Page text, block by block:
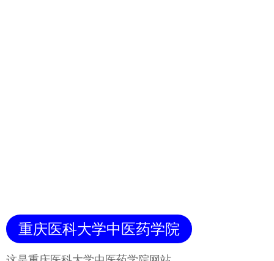
重庆医科大学中医药学院